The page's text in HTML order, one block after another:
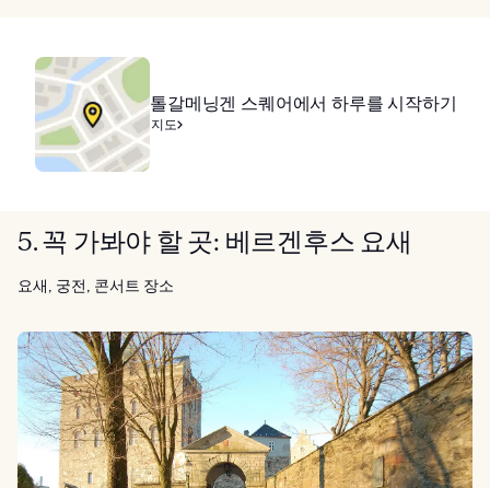
톨갈메닝겐 스퀘어에서 하루를 시작하기
지도
5. 꼭 가봐야 할 곳: 베르겐후스 요새
요새, 궁전, 콘서트 장소